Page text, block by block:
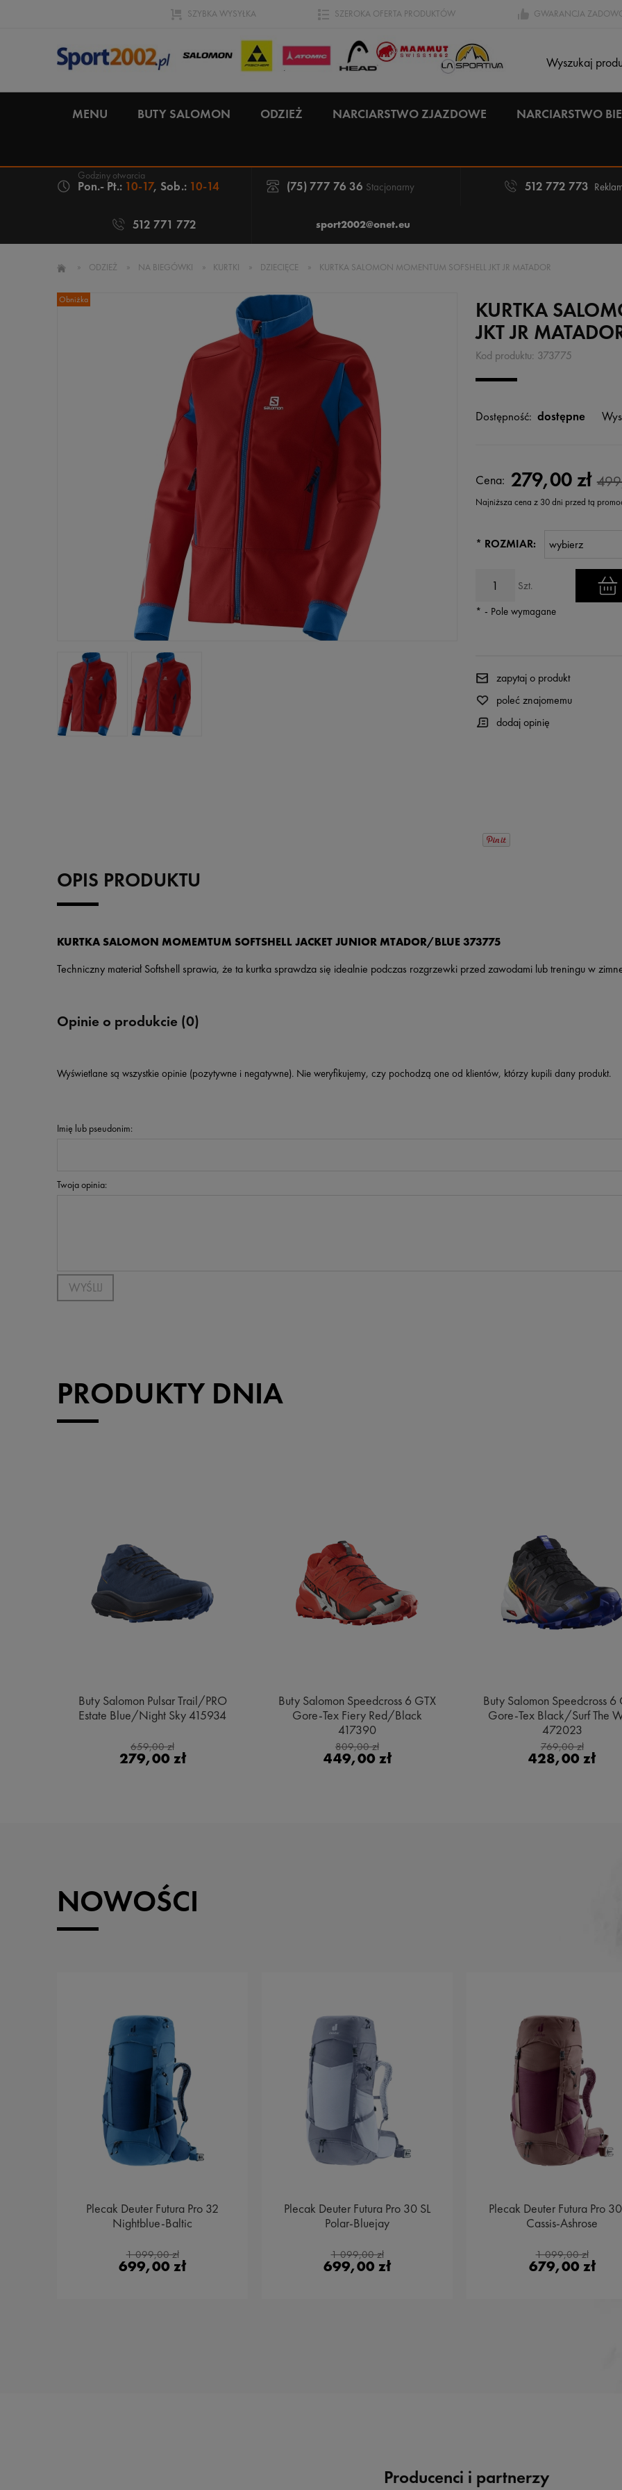
SZYBKA WYSYŁKA SZEROKA OFERTA PRODUKTÓW GWARANCJA
MENU BUTY SALOMON ODZIEŻ NARCIARSTWO ZJAZDOWE NARCIARSTWO
Pon.- Pt.: 10-17, Sob.: 10-14 (75) 777 76 36 Stacjonarny 512 772 773
512 771 772 sport2002@onet.eu
» ODZIEŻ » NA BIEGÓWKI » KURTKI » DZIECIĘCE » KURTKA SALOMON MOMENTUM SOFSHELL JKT JR MATADOR
Obniżka
KURTKA
JKT JR
Kod produktu: 373775
Dostępność: dostępne
Cena: 279,00 zł
Najniższa cena z 30 dni przed tą
wyświetlana jest najniższa cena
* ROZMIAR:
Szt.
* - Pole wymagane
zapytaj o produkt
poleć znajomemu
dodaj opinię
OPIS PRODUKTU
KURTKA SALOMON MOMEMTUM SOFTSHELL JACKET JUNIOR MTADOR/BLUE 373775
Techniczny materiał Softshell sprawia, że ta kurtka sprawdza się idealnie podczas rozgrzewki przed zawodami lub treningu w
Opinie o produkcie (0)
Wyświetlane są wszystkie opinie (pozytywne i negatywne). Nie weryfikujemy, czy pochodzą one od klientów, którzy kupili dany produkt.
Imię lub pseudonim:
Twoja opinia:
WYŚLIJ
PRODUKTY DNIA
Buty Salomon Pulsar Trail/PRO
Estate Blue/Night Sky 415934
659,00 zł
279,00 zł
Buty Salomon Speedcross 6 GTX
Gore-Tex Fiery Red/Black
417390
809,00 zł
449,00 zł
Buty Salomon Speedcross 6
Gore-Tex Black/Surf The
472023
769,00 zł
428,00 zł
NOWOŚCI
Plecak Deuter Futura Pro 32
Nightblue-Baltic
1 099,00 zł
699,00 zł
Plecak Deuter Futura Pro 30 SL
Polar-Bluejay
1 099,00 zł
699,00 zł
Plecak Deuter Futura Pro
Cassis-Ashrose
1 099,00 zł
679,00 zł
Producenci i partnerzy